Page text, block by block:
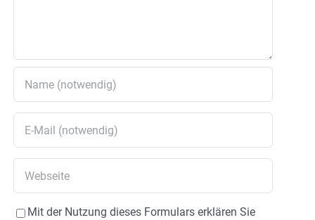
Mit der Nutzung dieses Formulars erklären Sie